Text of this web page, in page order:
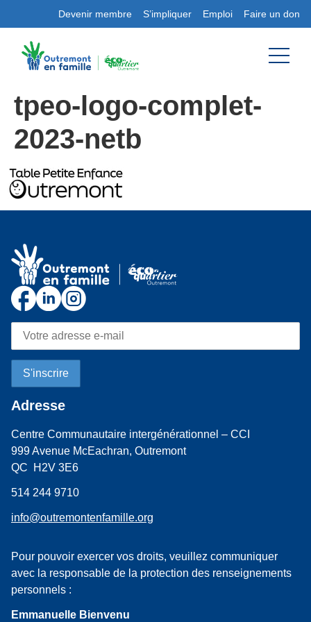
Devenir membre S’impliquer Emploi Faire un don
tpeo-logo-complet-
2023-netb
Adresse
Centre Communautaire intergénérationnel – CCI
999 Avenue McEachran, Outremont
QC H2V 3E6
514 244 9710
info@outremontenfamille.org
Pour pouvoir exercer vos droits, veuillez communiquer
avec la responsable de la protection des renseignements
personnels :
Emmanuelle Bienvenu